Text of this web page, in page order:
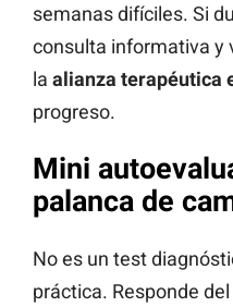
semanas difíciles. Si
consulta informativa y
la alianza terapéutica
progreso.
Mini
palanca de
No es un test
práctica. Responde